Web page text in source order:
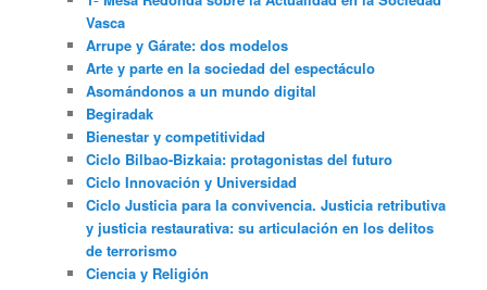
Vasca
Arrupe y Gárate: dos modelos
Arte y parte en la sociedad del espectáculo
Asomándonos a un mundo digital
Begiradak
Bienestar y competitividad
Ciclo Bilbao-Bizkaia: protagonistas del futuro
Ciclo Innovación y Universidad
Ciclo Justicia para la convivencia. Justicia retributiva
y justicia restaurativa: su articulación en los delitos
de terrorismo
Ciencia y Religión